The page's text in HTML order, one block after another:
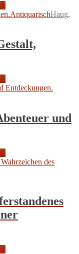
AntiquarischHaug,
und